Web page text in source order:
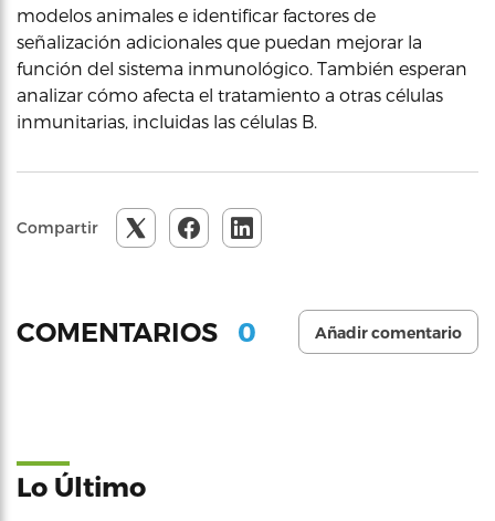
modelos animales e identificar factores de
señalización adicionales que puedan mejorar la
función del sistema inmunológico. También esperan
analizar cómo afecta el tratamiento a otras células
inmunitarias, incluidas las células B.
Compartir
COMENTARIOS 0 Añadir comentario
Lo Último